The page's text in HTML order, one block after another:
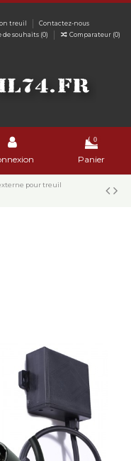
treuil
Contactez-nous
de souhaits (0) Comparateur (0)
0
Panier
pour treuil